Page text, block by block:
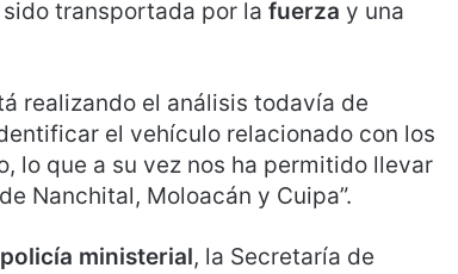
transportada por la fuerza y una
realizando el análisis todavía de
el vehículo relacionado con los
lo que a su vez nos ha permitido llevar
Nanchital, Moloacán y Cuipa”.
policía ministerial, la Secretaría de